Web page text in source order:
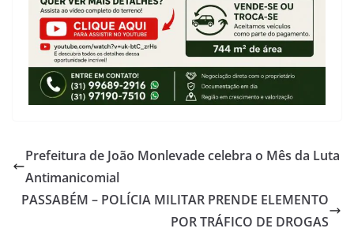
Prefeitura de João Monlevade celebra o Mês da Luta
Antimanicomial
PASSABÉM – POLÍCIA MILITAR PRENDE ELEMENTO
POR TRÁFICO DE DROGAS